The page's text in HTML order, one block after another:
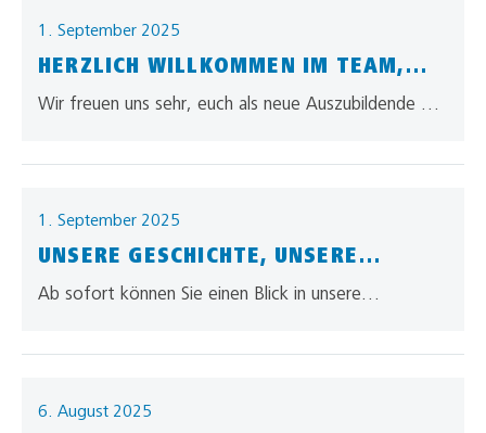
1. September 2025
HERZLICH WILLKOMMEN IM TEAM,
Wir freuen uns sehr, euch als neue Auszubildende bei
spannende Zeit voller neuer…
1. September 2025
UNSERE GESCHICHTE, UNSERE
MEILENSTEINE, UNSER WEG
Ab sofort können Sie einen Blick in unsere
unserer Webseite. Viel Spaß beim Entdecken…
6. August 2025